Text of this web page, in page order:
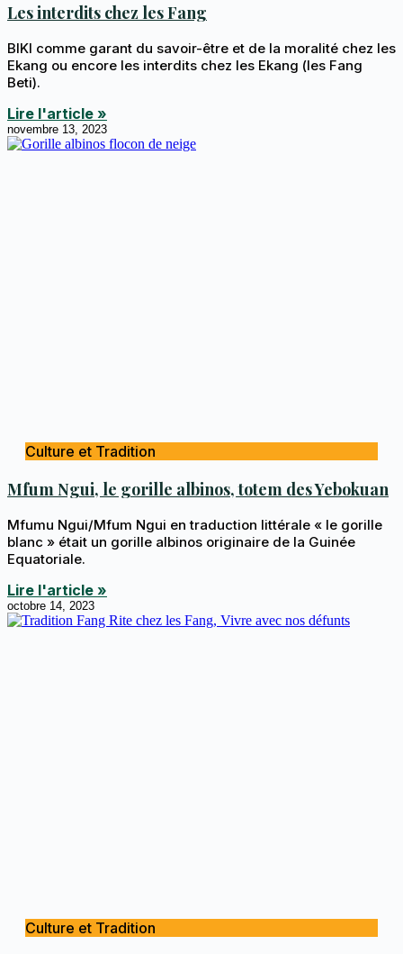
Les interdits chez les Fang
BIKI comme garant du savoir-être et de la moralité chez les
Ekang ou encore les interdits chez les Ekang (les Fang
Beti).
Lire l'article »
novembre 13, 2023
Culture et Tradition
Mfum Ngui, le gorille albinos, totem des Yebokuan
Mfumu Ngui/Mfum Ngui en traduction littérale « le gorille
blanc » était un gorille albinos originaire de la Guinée
Equatoriale.
Lire l'article »
octobre 14, 2023
Culture et Tradition